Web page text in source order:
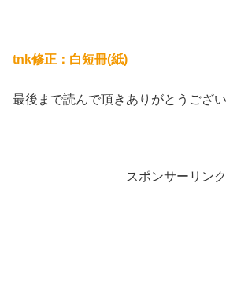
tnk修正：白短冊(紙)
最後まで読んで頂きありがとうござ
スポンサーリンク